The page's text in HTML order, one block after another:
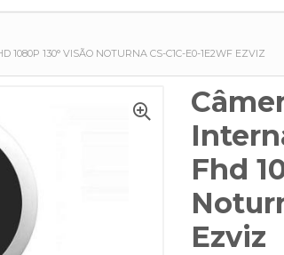
1080P 130° VISÃO NOTURNA CS-C1C-E0-1E2WF EZVIZ
Fhd
Ezviz